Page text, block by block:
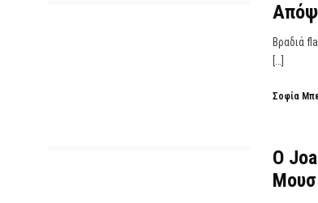
Βραδιά
[…]
Σοφία
O